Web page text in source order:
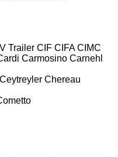
Trailer CIF CIFA CIMC
Carmosino Carnehl
Ceytreyler Chereau